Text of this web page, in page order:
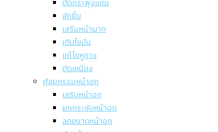
ตัดกระพุ้งแก้ม
ลักยิ้ม
เสริมหน้าผาก
เติมไขมัน
แก้ไขหูกาง
ตัดเหนียง
ศัลยกรรมหน้าอก
เสริมหน้าอก
ยกกระชับหน้าอก
ลดขนาดหน้าอก